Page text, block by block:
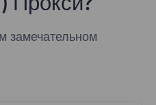
замечательном